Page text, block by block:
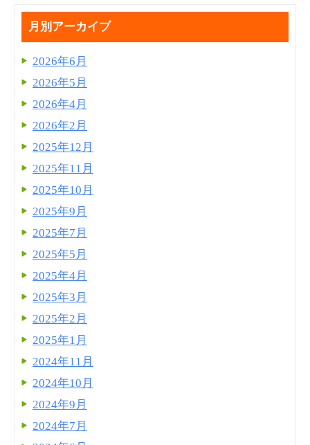
月別アーカイブ
2026年6月
2026年5月
2026年4月
2026年2月
2025年12月
2025年11月
2025年10月
2025年9月
2025年7月
2025年5月
2025年4月
2025年3月
2025年2月
2025年1月
2024年11月
2024年10月
2024年9月
2024年7月